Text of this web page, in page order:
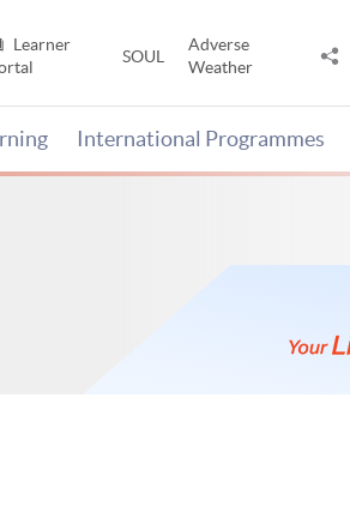
Learner
SOUL
Adverse
Weather
International Programmes